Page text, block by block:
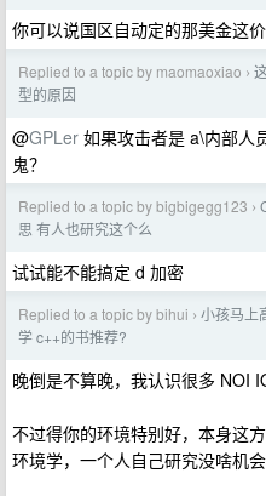
你可以说国区自动定的那美金这
Replied to a topic by maomaoxiao ›
型的原因
@GPLer 如果攻击者是 a\内部人
鬼？
Replied to a topic by bigbigegg123 ›
思 有人也研究这个么
试试能不能搞定 d 加密
Replied to a topic by bihui › 小孩马上
学 c++的书推荐?
晚倒是不算晚，我认识很多 NOI
不过得你的环境特别好，本身这
环境学，一个人自己研究没啥机会